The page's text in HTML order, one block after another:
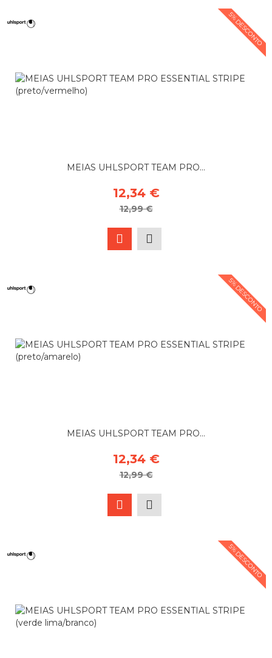
5% DESCONTO
MEIAS UHLSPORT TEAM PRO...
12,34 €
12,99 €
5% DESCONTO
MEIAS UHLSPORT TEAM PRO...
12,34 €
12,99 €
5% DESCONTO